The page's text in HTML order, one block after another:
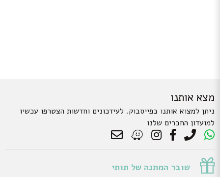
מצא אותנו
ניתן למצוא אותנו בפייסבוק. לעידכונים וחדשות הצטרפו עכשיו
למועדון החברים שלנו
שובר המתנה של תותי